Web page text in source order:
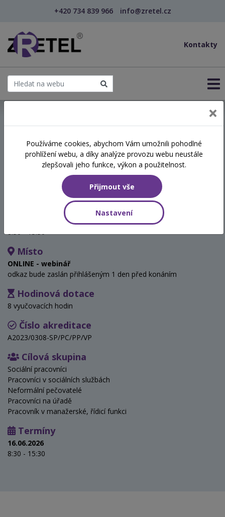
+420 734 839 966 info@zretel.cz
Kontakty
Praktická psychologie pro
pracovníky v sociální oblasti
8:30 - 15:30
Místo
ONLINE - webinář
odkaz bude zaslán přihlášeným 1 den před konáním
Hodinová dotace
8 vyučovacích hodin
Číslo akreditace
A2023/0308-SP/PC/PP/VP
Cílová skupina
Sociální pracovníci
Pracovníci v sociálních službách
Neformální pečovatelé
Pracovníci na úřadě
Pracovník v manažerské, řídicí funkci
Termíny
16.06.2026
8:30 - 15:30
Používáme cookies, abychom Vám umožnili pohodlné
prohlížení webu, a díky analýze provozu webu neustále
zlepšovali jeho funkce, výkon a použitelnost.
Přijmout vše
Nastavení